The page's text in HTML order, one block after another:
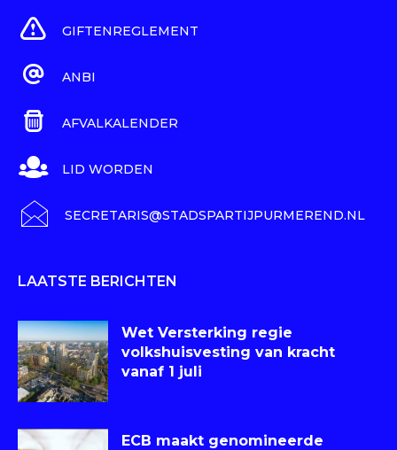
GIFTENREGLEMENT
ANBI
AFVALKALENDER
LID WORDEN
SECRETARIS@STADSPARTIJPURMEREND.NL
LAATSTE BERICHTEN
Wet Versterking regie
volkshuisvesting van kracht
vanaf 1 juli
ECB maakt genomineerde